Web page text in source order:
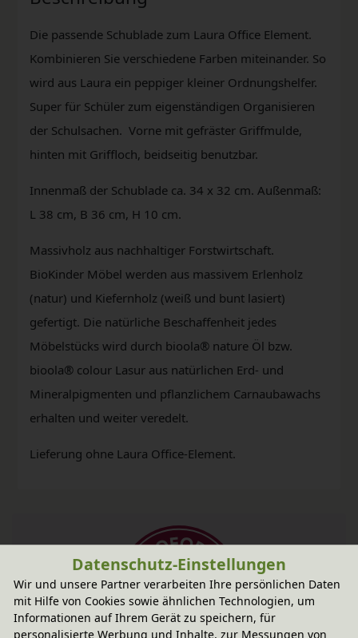
Die passende Schublade zum Laura Office Element.
Kombinieren Sie verschiedene Farben miteinander. So
wird aus Laura ein peppiger kleiner Ordnungshelfer.
Super für Schüler zum eigenständigen Organisieren
der Schulsachen. Vorne mit gefräster Griffmulde,
hinten mit Griffloch, beidseitig benutzbar.
Innenmaß der Schublade ca. 34 x 32 cm. Außenmaß:
L 38 cm, B 36 cm, H 10 cm.
Massivholz aus nachhaltiger Forstwirtschaft.
BioKinder Möbel werden aus massivem Erlenholz
(natur) und Kiefernholz (weiß und bunt lasiert)
gefertigt. Die natürliche Beschaffenheit jedes
Möbelstücks wird durch bioola® nature Öl bzw.
bioola® colour Lasur aus natürlichen Erd- und
Mineralpigmenten und pflanzlichem Carnaubawachs
erhalten und weiter veredelt.
Lieferung ohne Laura Office-Element.
Datenschutz-Einstellungen
Wir und unsere Partner verarbeiten Ihre persönlichen Daten
mit Hilfe von Cookies sowie ähnlichen Technologien, um
Informationen auf Ihrem Gerät zu speichern, für
personalisierte Werbung und Inhalte, zur Messungen von